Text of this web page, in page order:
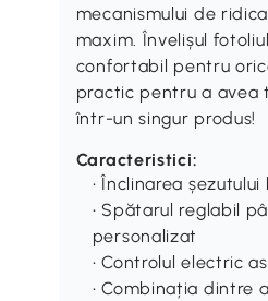
mecanismului de
maxim. Învelișul
confortabil pentru
practic pentru a avea
într-un singur produs!
Caracteristici:
• Înclinarea
• Spătarul reglabil
personalizat
• Controlul electric
• Combinația dintre